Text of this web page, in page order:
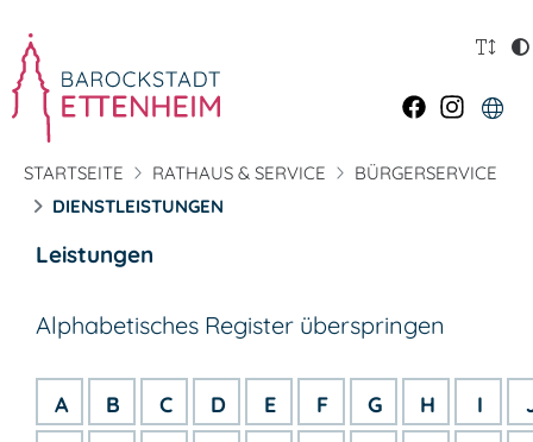
STARTSEITE RATHAUS & SERVICE
BÜRGERSERVICE
DIENSTLEISTUNGEN
Leistungen
Alphabetisches Register überspringen
A B C D E F G H I